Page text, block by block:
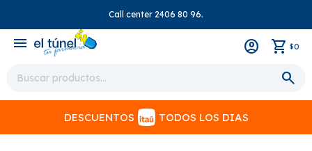
Call center 2406 80 96.
menu $0
DESCUENTOS TODOS LOS DIAS
close